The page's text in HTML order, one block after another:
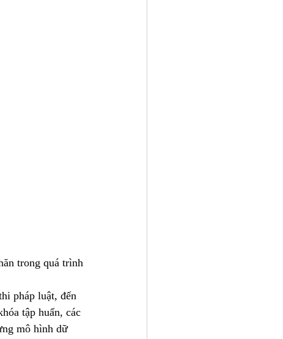
trong quá trình
pháp luật, đến
tập huấn, các
mô hình dữ